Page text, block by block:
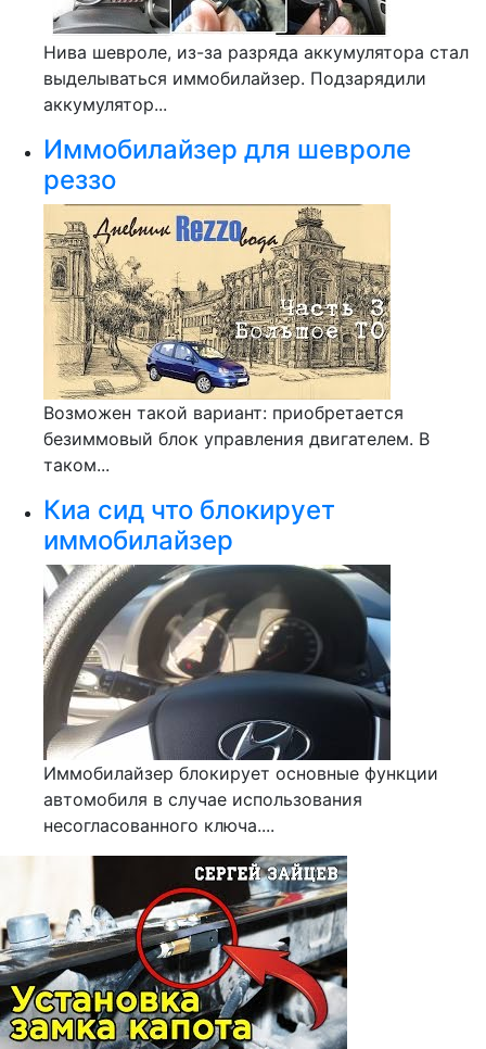
Нива шевроле, из-за разряда аккумулятора стал
выделываться иммобилайзер. Подзарядили
аккумулятор...
Иммобилайзер для шевроле
реззо
Возможен такой вариант: приобретается
безиммовый блок управления двигателем. В
таком...
Киа сид что блокирует
иммобилайзер
Иммобилайзер блокирует основные функции
автомобиля в случае использования
несогласованного ключа....